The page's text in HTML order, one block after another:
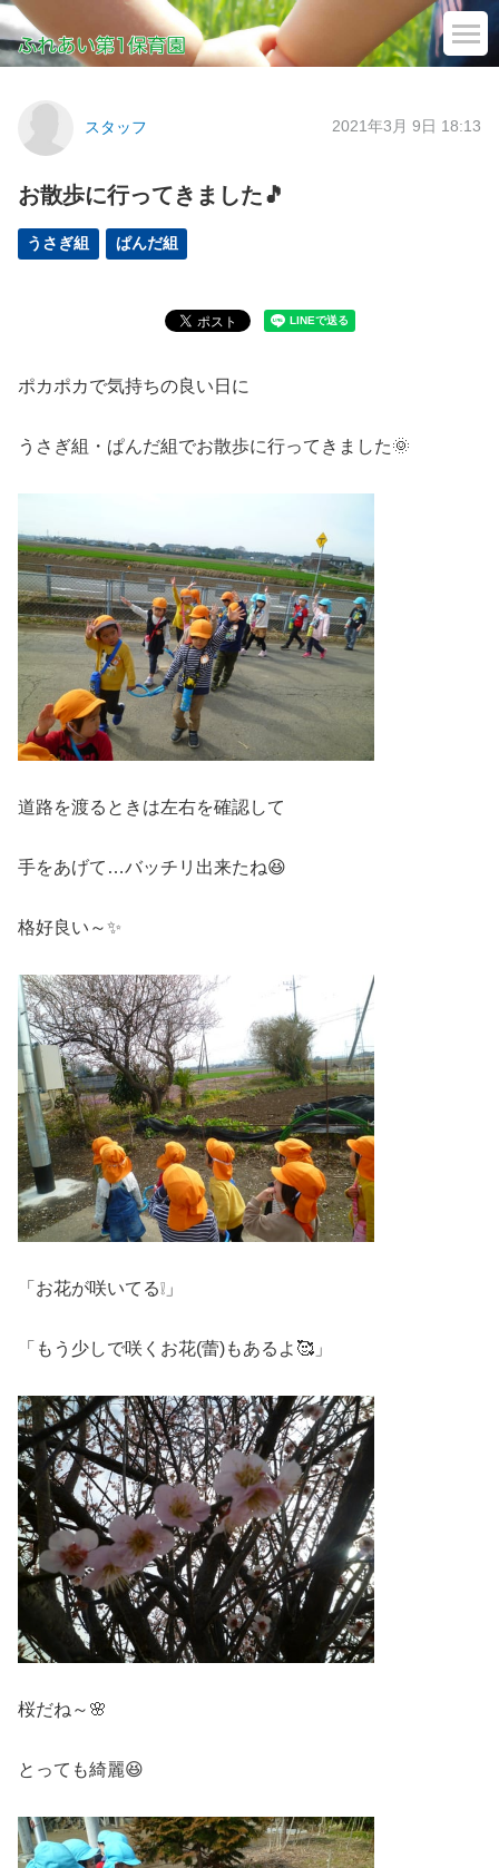
スタッフ 2021年3月 9日 18:13
お散歩に行ってきました🎵
うさぎ組 ぱんだ組
ポカポカで気持ちの良い日に
うさぎ組・ぱんだ組でお散歩に行ってきました🌞
道路を渡るときは左右を確認して
手をあげて…バッチリ出来たね😆
格好良い～✨
「お花が咲いてる❕」
「もう少しで咲くお花(蕾)もあるよ🥰」
桜だね～🌸
とっても綺麗😆